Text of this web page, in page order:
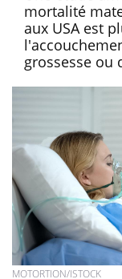
mortalité
aux USA est
grossesse ou
MOTORTION/ISTOCK